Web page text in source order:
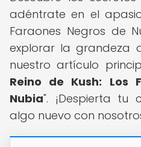
adéntrate en el
Faraones Negros de
explorar la grandeza
nuestro artículo
Reino de Kush: Los
Nubia". ¡Despierta tu
algo nuevo con